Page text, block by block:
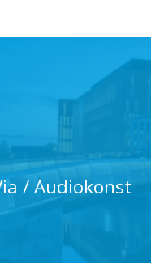
inom ramar.
/ Audiokonst